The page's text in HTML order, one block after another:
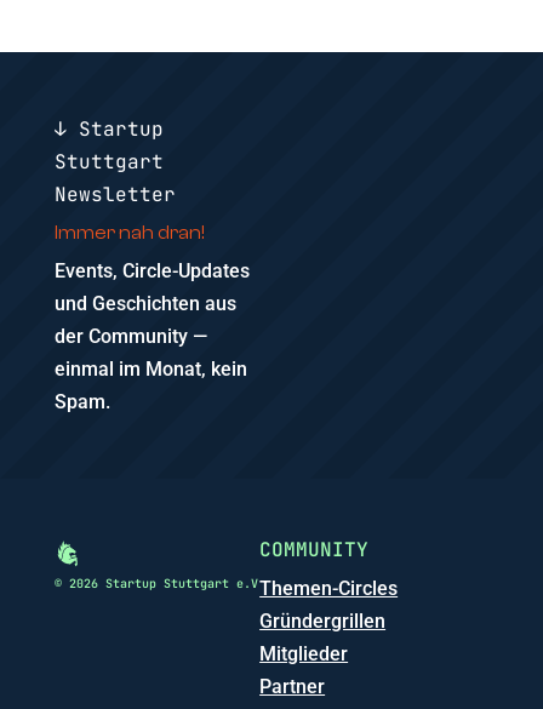
↓ Startup
Stuttgart
Newsletter
Immer nah dran!
Events, Circle-Updates
und Geschichten aus
der Community —
einmal im Monat, kein
Spam.
© 2026 Startup Stuttgart e.V
COMMUNITY
Themen-Circles
Gründergrillen
Mitglieder
Partner